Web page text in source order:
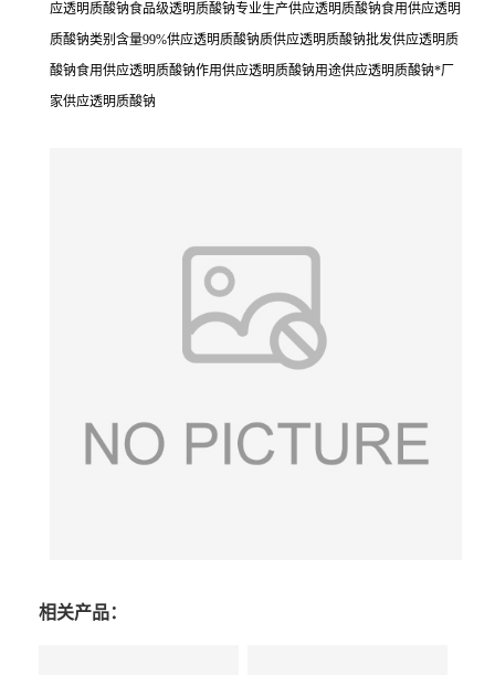
应透明质酸钠食品级透明质酸钠专业生产供应透明质酸钠食用供应透明
质酸钠类别含量99%供应透明质酸钠质供应透明质酸钠批发供应透明质
酸钠食用供应透明质酸钠作用供应透明质酸钠用途供应透明质酸钠*厂
家供应透明质酸钠
相关产品：